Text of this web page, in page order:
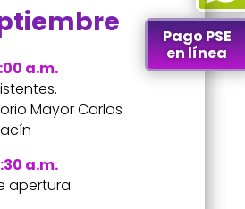
Pago PSE
en línea
a.m.
Mayor Carlos
a.m.
apertura